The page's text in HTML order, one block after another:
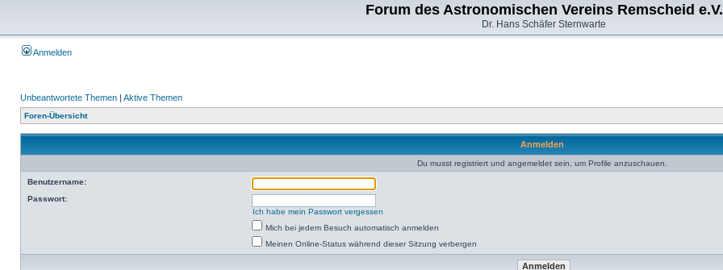
Forum des Astronomischen Vereins Remscheid e.V.
Dr. Hans Schäfer Sternwarte
Anmelden
Unbeantwortete Themen | Aktive Themen
Foren-Übersicht
Anmelden
Du musst registriert und angemeldet sein, um Profile anzuschauen.
Benutzername:
Passwort:
Ich habe mein Passwort vergessen
Mich bei jedem Besuch automatisch anmelden
Meinen Online-Status während dieser Sitzung verbergen